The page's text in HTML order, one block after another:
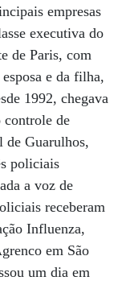
empresas
executiva do
de Paris, com
e da filha,
1992, chegava
controle de
de Guarulhos,
policiais
a voz de
receberam
Influenza,
em São
um dia em